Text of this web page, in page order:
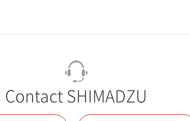
Contact SHIMADZU